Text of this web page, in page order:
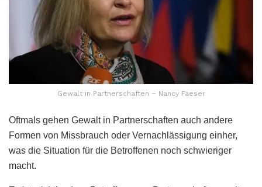
Gewalt in Partnerschaften – Nancy Faeser
Oftmals gehen Gewalt in Partnerschaften auch andere
Formen von Missbrauch oder Vernachlässigung einher,
was die Situation für die Betroffenen noch schwieriger
macht.